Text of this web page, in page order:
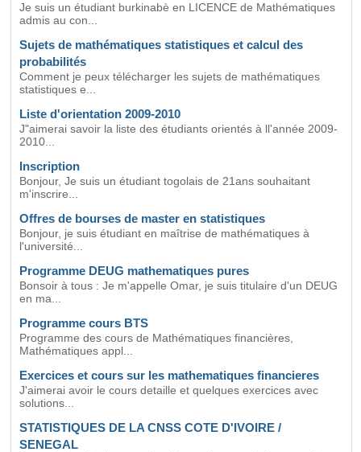
Je suis un étudiant burkinabè en LICENCE de Mathématiques
admis au con...
Sujets de mathématiques statistiques et calcul des
probabilités
Comment je peux télécharger les sujets de mathématiques
statistiques e...
Liste d'orientation 2009-2010
J"aimerai savoir la liste des étudiants orientés à ll'année 2009-
2010...
Inscription
Bonjour, Je suis un étudiant togolais de 21ans souhaitant
m'inscrire...
Offres de bourses de master en statistiques
Bonjour, je suis étudiant en maîtrise de mathématiques à
l'université...
Programme DEUG mathematiques pures
Bonsoir à tous : Je m'appelle Omar, je suis titulaire d'un DEUG
en ma...
Programme cours BTS
Programme des cours de Mathématiques financières,
Mathématiques appl...
Exercices et cours sur les mathematiques financieres
J'aimerai avoir le cours detaille et quelques exercices avec
solutions...
STATISTIQUES DE LA CNSS COTE D'IVOIRE /
SENEGAL